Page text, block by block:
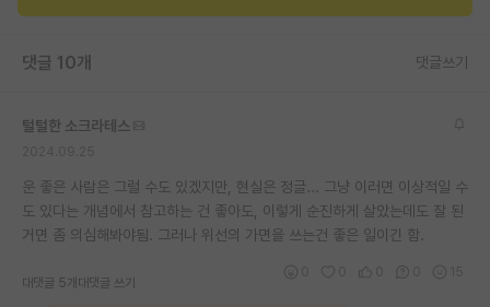
댓글 10개 댓글쓰기
털털한 소크라테스
운 좋은 사람은 그럴 수도 있겠지만, 현실은 정글... 그냥 이러면 이상적일 수
도 있다는 개념에서 참고하는 건 좋아도, 이렇게 순진하게 살았는데도 잘 된
거면 좀 의심해봐야됨. 그러나 위선의 가면을 쓰는건 좋은 일이긴 함.
대댓글 5개 대댓글 쓰기